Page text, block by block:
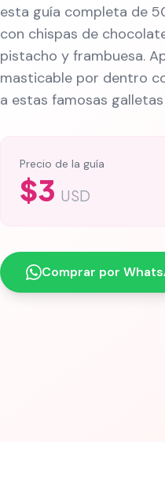
esta guía completa de
con chispas de
pistacho y frambuesa.
masticable por dentro
a estas famosas
Precio de la guía
$3 USD
Comprar por